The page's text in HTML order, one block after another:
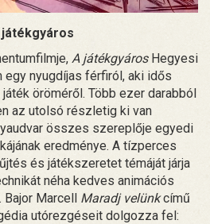
játékgyáros
A játékgyárosHegyesi
egy nyugdíjas férfiról, aki idős
öröméről. Több ezer darabból
az utolsó részletig ki van
összes szereplője egyedi
eredménye. A tízperces
és játékszeretet témáját járja
néha kedves animációs
Marcell Maradj velünkcímű
utórezgéseit dolgozza fel: